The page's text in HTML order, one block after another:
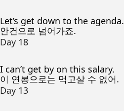
Let’s get down to the agenda.
안건으로 넘어가죠.
Day 18
I can’t get by on this salary.
이 연봉으로는 먹고살 수 없어.
Day 13